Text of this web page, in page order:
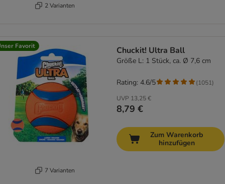
2 Varianten
Favorit
7 Varianten
Chuckit! Ultra Ball
Größe L: 1 Stück, ca. Ø 7,6 cm
UVP 13,25 €
8,79 €
Rating: 4.6/5 (1051)
Zum Warenkorb
hinzufügen